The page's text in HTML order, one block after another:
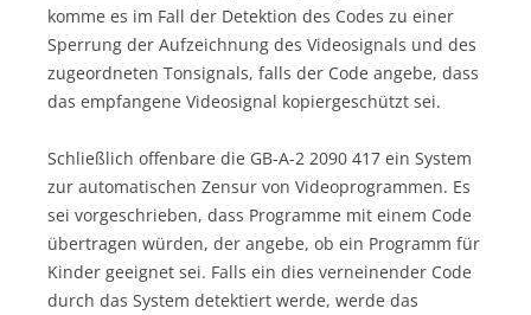
komme es im Fall der Detektion des Codes zu einer
Sperrung der Aufzeichnung des Videosignals und des
zugeordneten Tonsignals, falls der Code angebe, dass
das empfangene Videosignal kopiergeschützt sei.
Schließlich offenbare die GB-A-2 2090 417 ein System
zur automatischen Zensur von Videoprogrammen. Es
sei vorgeschrieben, dass Programme mit einem Code
übertragen würden, der angebe, ob ein Programm für
Kinder geeignet sei. Falls ein dies verneinender Code
durch das System detektiert werde, werde das